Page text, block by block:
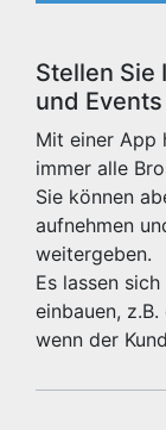
Stellen Sie
und
Mit einer App
immer alle
Sie können
aufnehmen
weitergeben.
Es lassen
einbauen,
wenn der